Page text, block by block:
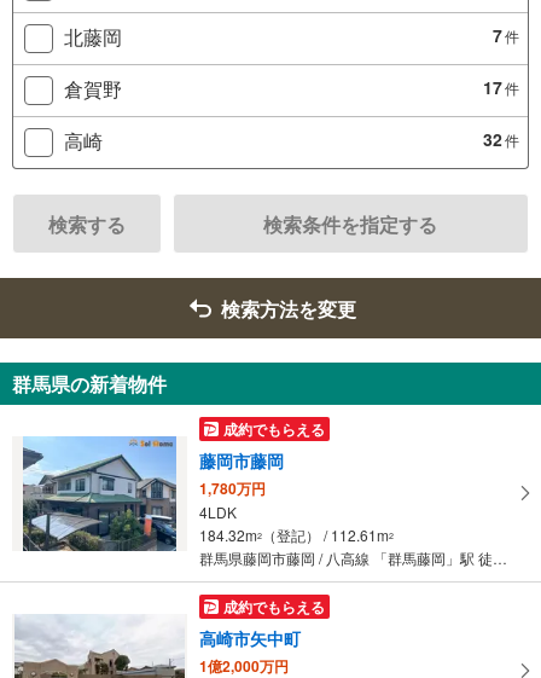
北藤岡 7件
倉賀野 17件
高崎 32件
検索する 検索条件を指定する
検索方法を変更
群馬県の新着物件
成約でもらえる
藤岡市藤岡
1,780万円
4LDK
184.32m2 （登記） / 112.61m2
群馬県藤岡市藤岡 / 八高線 「群馬藤岡」駅 徒歩12分
成約でもらえる
高崎市矢中町
1億2,000万円